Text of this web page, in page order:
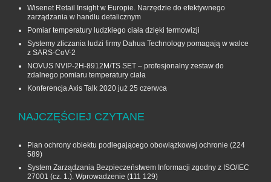
Wisenet Retail Insight w Europie. Narzędzie do efektywnego
zarządzania w handlu detalicznym
Pomiar temperatury ludzkiego ciała dzięki termowizji
Systemy zliczania ludzi firmy Dahua Technology pomagają w walce
z SARS-CoV-2
NOVUS NVIP-2H-8912M/TS SET – profesjonalny zestaw do
zdalnego pomiaru temperatury ciała
Konferencja Axis Talk 2020 już 25 czerwca
NAJCZĘŚCIEJ CZYTANE
Plan ochrony obiektu podlegającego obowiązkowej ochronie (224
589)
System Zarządzania Bezpieczeństwem Informacji zgodny z ISO/IEC
27001 (cz. 1.). Wprowadzenie (111 129)